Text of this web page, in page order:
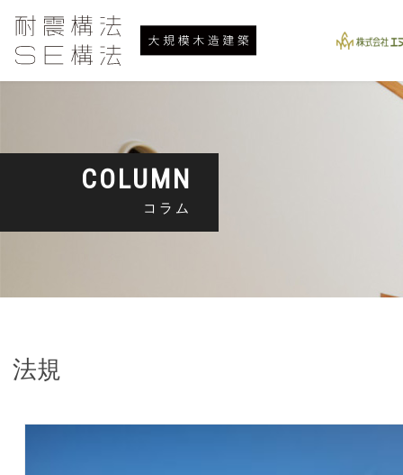
COLUMN
コラム
法規